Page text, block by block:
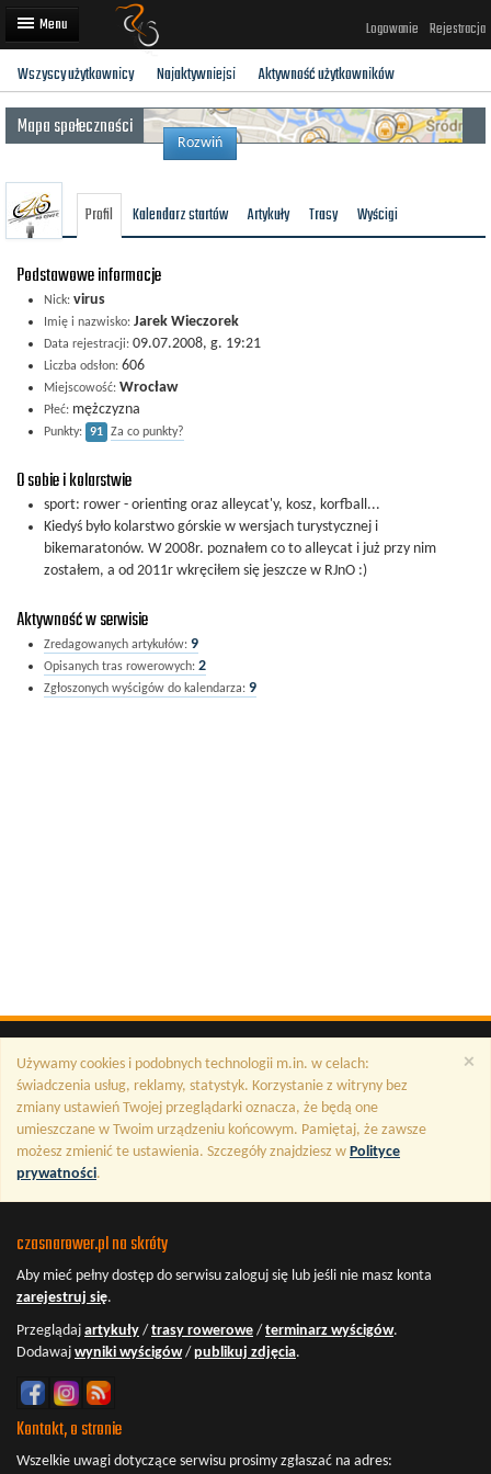
Logowanie Rejestracja
Artykuły
Trasy rowerowe
Wyścigi rowerowe
Użytkownicy
Dodaj
Wszyscy użytkownicy Najaktywniejsi Aktywność użytkowników
Mapa społeczności
Rozwiń
Profil Kalendarz startów Artykuły Trasy Wyścigi
Podstawowe informacje
Nick: virus
Imię i nazwisko: Jarek Wieczorek
Data rejestracji: 09.07.2008, g. 19:21
Liczba odsłon: 606
Miejscowość: Wrocław
Płeć: mężczyzna
Punkty: 91 Za co punkty?
O sobie i kolarstwie
sport: rower - orienting oraz alleycat'y, kosz, korfball...
Kiedyś było kolarstwo górskie w wersjach turystycznej i
bikemaratonów. W 2008r. poznałem co to alleycat i już przy nim
zostałem, a od 2011r wkręciłem się jeszcze w RJnO :)
Aktywność w serwisie
Zredagowanych artykułów: 9
Opisanych tras rowerowych: 2
Zgłoszonych wyścigów do kalendarza: 9
×
Używamy cookies i podobnych technologii m.in. w celach:
świadczenia usług, reklamy, statystyk. Korzystanie z witryny bez
zmiany ustawień Twojej przeglądarki oznacza, że będą one
umieszczane w Twoim urządzeniu końcowym. Pamiętaj, że zawsze
możesz zmienić te ustawienia. Szczegóły znajdziesz w Polityce
prywatności.
czasnarower.pl na skróty
Aby mieć pełny dostęp do serwisu zaloguj się lub jeśli nie masz konta
zarejestruj się.
Przeglądaj artykuły / trasy rowerowe / terminarz wyścigów.
Dodawaj wyniki wyścigów/ publikuj zdjęcia.
Kontakt, o stronie
Wszelkie uwagi dotyczące serwisu prosimy zgłaszać na adres: